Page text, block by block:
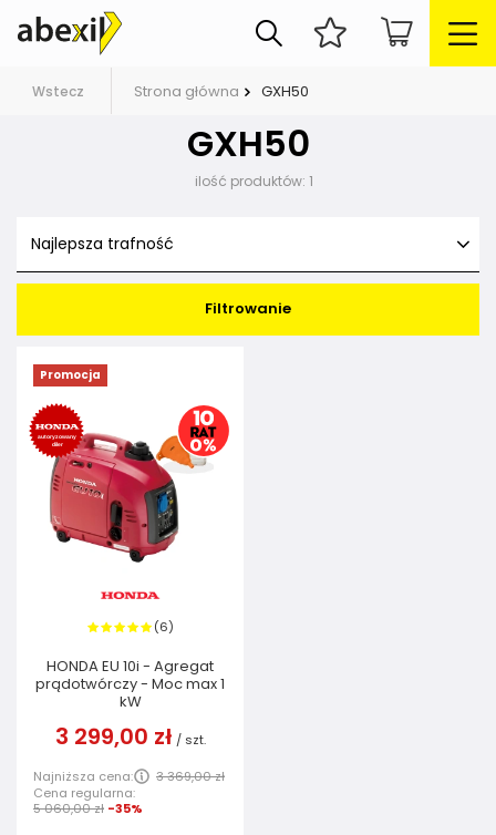
Wstecz Strona główna GXH50
GXH50
ilość produktów: 1
Najlepsza trafność
Filtrowanie
Promocja
(6)
HONDA EU 10i - Agregat
prądotwórczy - Moc max 1
kW
3 299,00 zł / szt.
Najniższa cena:
3 369,00 zł
Cena regularna:
5 060,00 zł -35%